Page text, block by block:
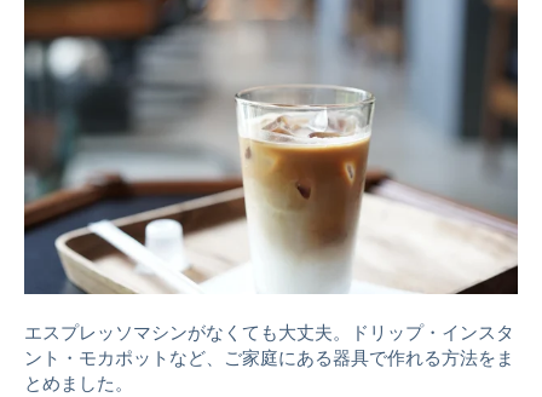
エスプレッソマシンがなくても大丈夫。ドリップ・インスタ
ント・モカポットなど、ご家庭にある器具で作れる方法をま
とめました。